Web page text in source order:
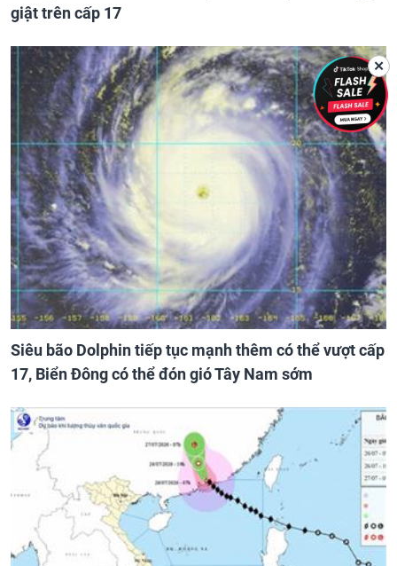
giật trên cấp 17
Siêu bão Dolphin tiếp tục mạnh thêm có thể vượt cấp
17, Biển Đông có thể đón gió Tây Nam sớm
✕